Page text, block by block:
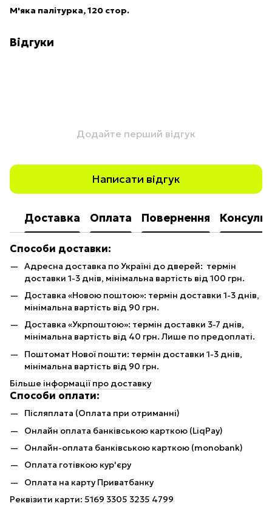
М'яка палітурка, 120 стор.
Відгуки
Додайте перший відгук
Написати відгук
Доставка Оплата Повернення
Способи доставки:
Адресна доставка по Україні до дверей: термін
доставки 1-3 днів, мінімальна вартість від 100 грн.
Доставка «Новою поштою»: термін доставки 1-3 днів,
мінімальна вартість від 90 грн.
Доставка «Укрпоштою»: термін доставки 3-7 днів,
мінімальна вартість від 40 грн. Лише по предоплаті.
Поштомат Нової пошти: термін доставки 1-3 днів,
мінімальна вартість від 90 грн.
Більше інформації про доставку
Способи оплати:
Післяплата (Оплата при отриманні)
Онлайн оплата банківською карткою (LiqPay)
Онлайн-оплата банківською карткою (monobank)
Оплата готівкою кур'єру
Оплата на карту Приватбанку
Реквізити карти: 5169 3305 3235 4799